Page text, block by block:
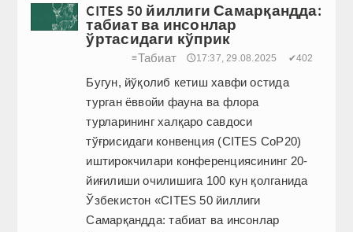
CITES 50 йиллиги Самарқандда:
табиат ва инсонлар
ўртасидаги кўприк
≡Табиат 🕔17:37, 29.08.2025 ✔402
Бугун, йўқолиб кетиш хавфи остида
турган ёввойи фауна ва флора
турларининг халқаро савдоси
тўғрисидаги конвенция (CITES CoP20)
иштирокчилари конференциясининг 20-
йиғилиши очилишига 100 кун қолганида
Ўзбекистон «CITES 50 йиллиги
Самарқандда: табиат ва инсонлар